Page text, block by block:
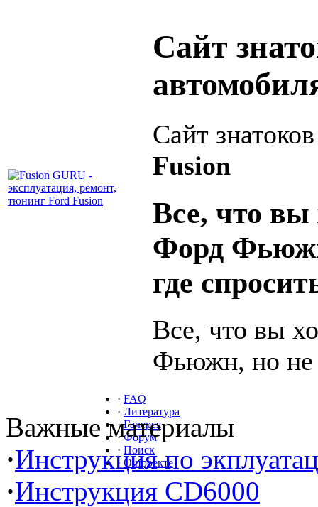
Сайт
Сайт
Fusion
Все, что вы
Форд
где
Все, что вы
Фьюжн, но не
· FAQ
· Литература
· Галерея
· Форум
· Поиск
· О проекте
Важные материалы
·Инструкция по
·Инструкция CD6000